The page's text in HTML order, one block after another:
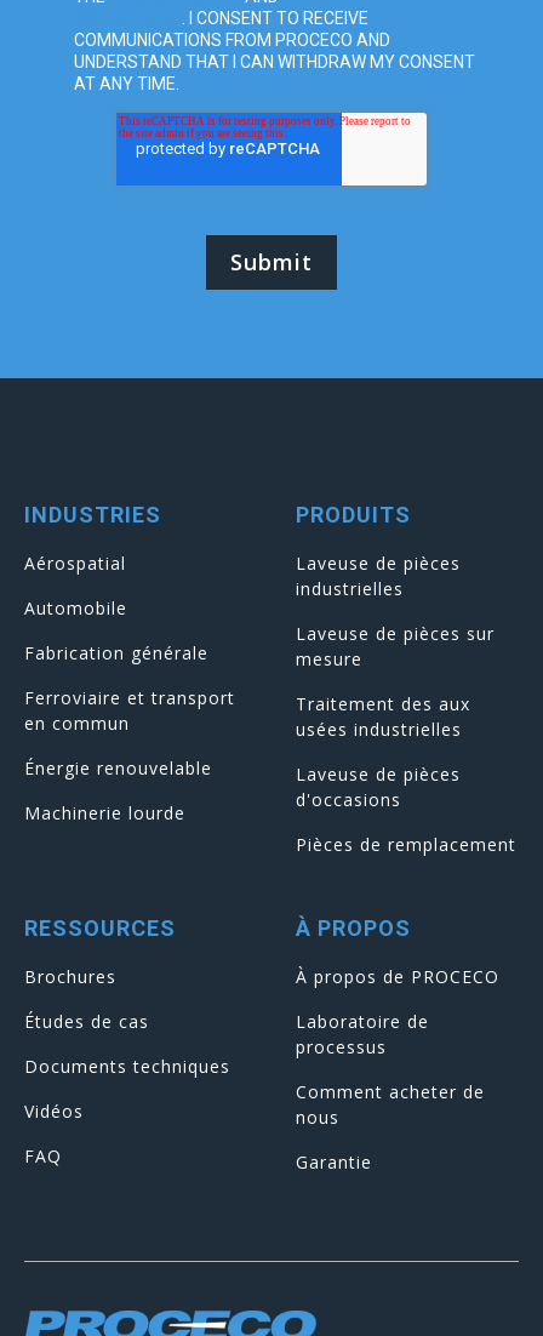
. I CONSENT TO RECEIVE
COMMUNICATIONS FROM PROCECO AND
UNDERSTAND THAT I CAN WITHDRAW MY CONSENT
AT ANY TIME.
INDUSTRIES
Aérospatial
Automobile
Fabrication générale
Ferroviaire et transport
en commun
Énergie renouvelable
Machinerie lourde
PRODUITS
Laveuse de pièces
industrielles
Laveuse de pièces sur
mesure
Traitement des aux
usées industrielles
Laveuse de pièces
d'occasions
Pièces de remplacement
RESSOURCES
Brochures
Études de cas
Documents techniques
Vidéos
FAQ
À PROPOS
À propos de PROCECO
Laboratoire de
processus
Comment acheter de
nous
Garantie